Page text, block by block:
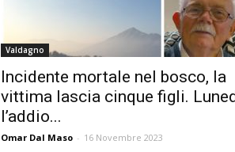
Valdagno
Incidente mortale nel bosco, la
vittima lascia cinque figli.
l’addio...
Omar Dal Maso - 16 Novembre 2023